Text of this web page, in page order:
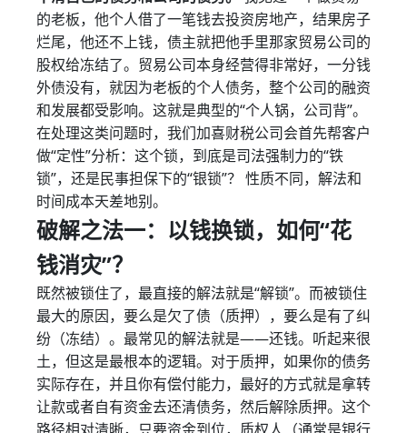
的老板，他个人借了一笔钱去投资房地产，结果房子
烂尾，他还不上钱，债主就把他手里那家贸易公司的
股权给冻结了。贸易公司本身经营得非常好，一分钱
外债没有，就因为老板的个人债务，整个公司的融资
和发展都受影响。这就是典型的“个人锅，公司背”。
在处理这类问题时，我们加喜财税公司会首先帮客户
做“定性”分析：这个锁，到底是司法强制力的“铁
锁”，还是民事担保下的“银锁”？ 性质不同，解法和
时间成本天差地别。
破解之法一：以钱换锁，如何“花
钱消灾”？
既然被锁住了，最直接的解法就是“解锁”。而被锁住
最大的原因，要么是欠了债（质押），要么是有了纠
纷（冻结）。最常见的解法就是——还钱。听起来很
土，但这是最根本的逻辑。对于质押，如果你的债务
实际存在，并且你有偿付能力，最好的方式就是拿转
让款或者自有资金去还清债务，然后解除质押。这个